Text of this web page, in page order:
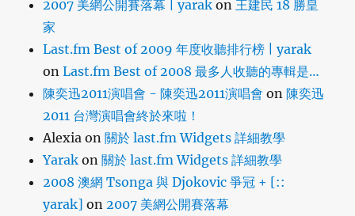
2007 美網公開賽落幕 | yarak on王建民 18 勝皇
家
Last.fm Best of 2009 年度收聽排行榜 | yarak
onLast.fm Best of 2008 最多人收聽的專輯是…
陳奕迅2011演唱會 - 陳奕迅2011演唱會 on 陳奕迅
2011 台灣演唱會終於來啦！
Alexia on關於 last.fm Widgets 詳細教學
Yarak on關於 last.fm Widgets 詳細教學
2008 澳網 Tsonga 與 Djokovic 爭冠 + [::
yarak] on2007 美網公開賽落幕